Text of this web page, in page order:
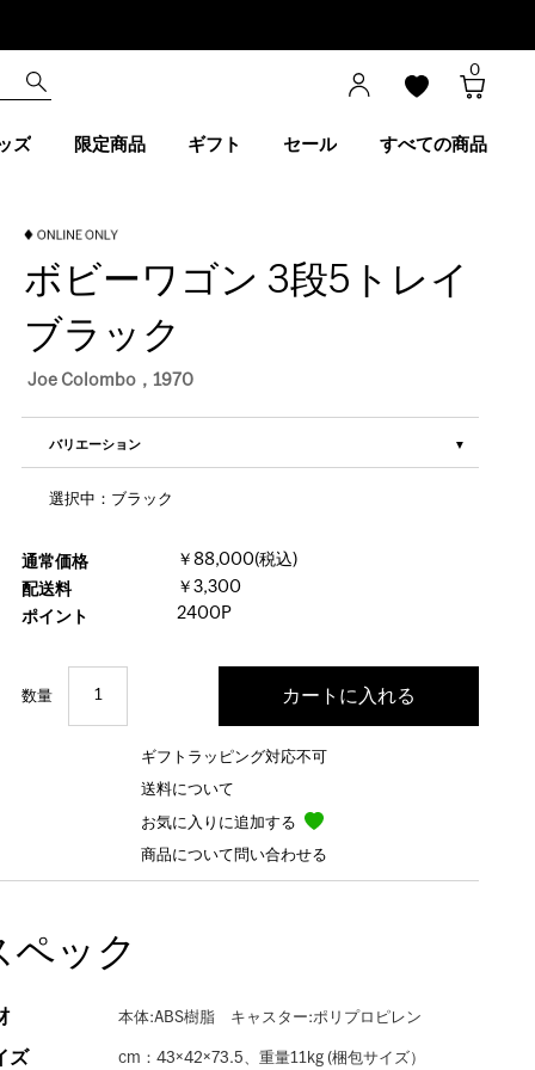
0
ズ 限定商品 ギフト セール すべての商品
ボビーワゴン 3段5トレイ
ブラック
Joe Colombo，1970
バリエーション
選択中：ブラック
通常価格
￥88,000(税込)
配送料
￥3,300
ポイント
2400P
数量
ギフトラッピング対応不可
送料について
お気に入りに追加する
商品について問い合わせる
ペック
本体:ABS樹脂 キャスター:ポリプロピレン
ズ
cm：43×42×73.5、重量11kg (梱包サイズ）